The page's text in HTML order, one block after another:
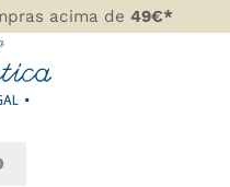
acima de 49€*